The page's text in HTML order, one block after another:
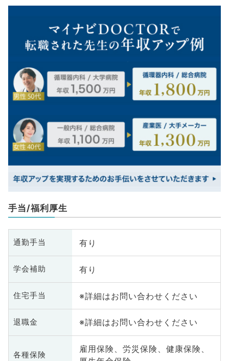
手当/福利厚生
通勤手当 有り
学会補助 有り
住宅手当 ※詳細はお問い合わせください
退職金 ※詳細はお問い合わせください
各種保険
雇用保険、労災保険、健康保険、